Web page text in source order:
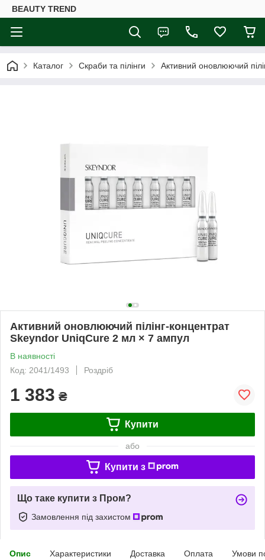
BEAUTY TREND
Каталог Скраби та пілінги Активний оновлюючий
Активний оновлюючий пілінг-концентрат
Skeyndor UniqCure 2 мл × 7 ампул
В наявності
Код: 2041/1493
Роздріб
1 383 ₴
Купити
або
Купити з
Що таке купити з Пром?
Замовлення під захистом
Опис Характеристики Доставка Оплата Умови